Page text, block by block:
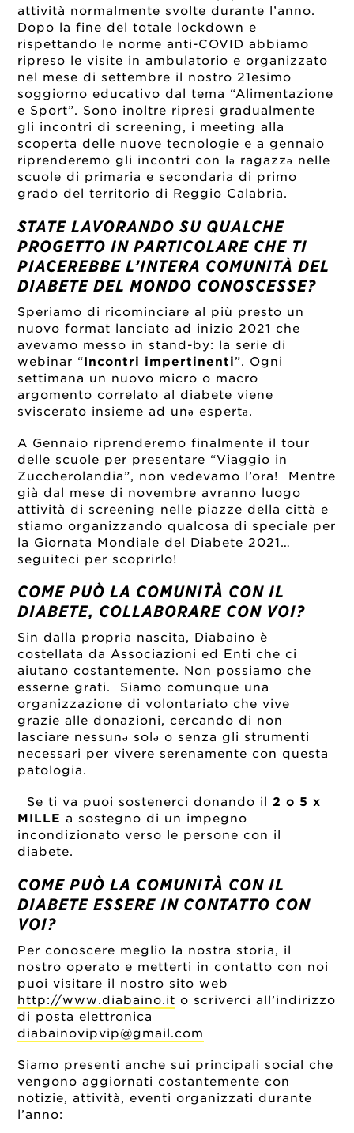
attività normalmente svolte durante l’anno.
Dopo la fine del totale lockdown e
rispettando le norme anti-COVID abbiamo
ripreso le visite in ambulatorio e organizzato
nel mese di settembre il nostro 21esimo
soggiorno educativo dal tema “Alimentazione
e Sport”. Sono inoltre ripresi gradualmente
gli incontri di screening, i meeting alla
scoperta delle nuove tecnologie e a gennaio
riprenderemo gli incontri con lə ragazzə nelle
scuole di primaria e secondaria di primo
grado del territorio di Reggio Calabria.
STATE LAVORANDO SU QUALCHE
PROGETTO IN PARTICOLARE CHE TI
PIACEREBBE L’INTERA COMUNITÀ DEL
DIABETE DEL MONDO CONOSCESSE?
Speriamo di ricominciare al più presto un
nuovo format lanciato ad inizio 2021 che
avevamo messo in stand-by: la serie di
webinar “Incontri impertinenti”. Ogni
settimana un nuovo micro o macro
argomento correlato al diabete viene
sviscerato insieme ad unə espertə.
A Gennaio riprenderemo finalmente il tour
delle scuole per presentare “Viaggio in
Zuccherolandia”, non vedevamo l’ora! Mentre
già dal mese di novembre avranno luogo
attività di screening nelle piazze della città e
stiamo organizzando qualcosa di speciale per
la Giornata Mondiale del Diabete 2021…
seguiteci per scoprirlo!
COME PUÒ LA COMUNITÀ CON IL
DIABETE, COLLABORARE CON VOI?
Sin dalla propria nascita, Diabaino è
costellata da Associazioni ed Enti che ci
aiutano costantemente. Non possiamo che
esserne grati. Siamo comunque una
organizzazione di volontariato che vive
grazie alle donazioni, cercando di non
lasciare nessunə solə o senza gli strumenti
necessari per vivere serenamente con questa
patologia.
Se ti va puoi sostenerci donando il2 o 5 x
MILLE a sostegno di un impegno
incondizionato verso le persone con il
diabete.
COME PUÒ LA COMUNITÀ CON IL
DIABETE ESSERE IN CONTATTO CON
VOI?
Per conoscere meglio la nostra storia, il
nostro operato e metterti in contatto con noi
puoi visitare il nostro sito web
http://www.diabaino.it o scriverci all’indirizzo
di posta elettronica
diabainovipvip@gmail.com
Siamo presenti anche sui principali social che
vengono aggiornati costantemente con
notizie, attività, eventi organizzati durante
l’anno: